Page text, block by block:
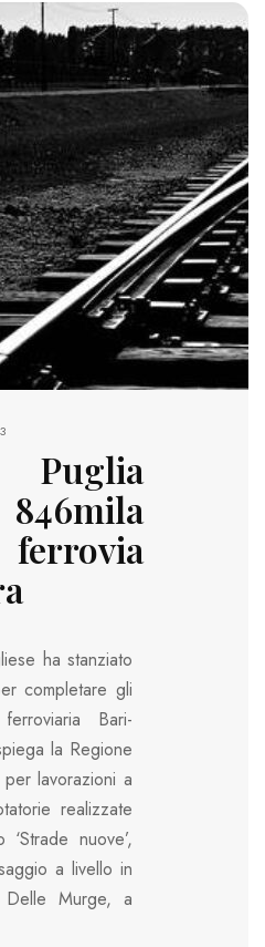
Puglia
ha stanziato
completare gli
Bari-
la Regione
lavorazioni a
realizzate
nuove’,
a livello in
Murge, a